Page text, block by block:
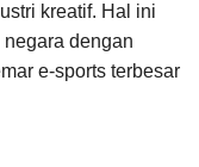
kreatif. Hal ini
dengan
e-sports terbesar